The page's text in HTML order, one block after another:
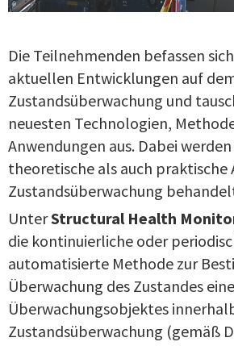
Die Teilnehmenden befassen
aktuellen Entwicklungen auf
Zustandsüberwachung und
neuesten Technologien,
Anwendungen aus. Dabei
theoretische als auch praktische
Zustandsüberwachung
UnterStructural Health
die kontinuierliche oder
automatisierte Methode zur
Überwachung des Zustandes
Überwachungsobjektes
Zustandsüberwachung (gemäß